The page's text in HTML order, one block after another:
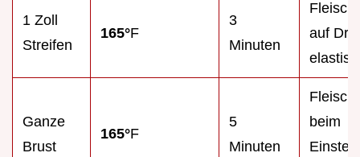
1 Zoll
Streifen
165°F
3
Minuten
Fleisch
auf
Ganze
Brust
165°F
5
Minuten
beim